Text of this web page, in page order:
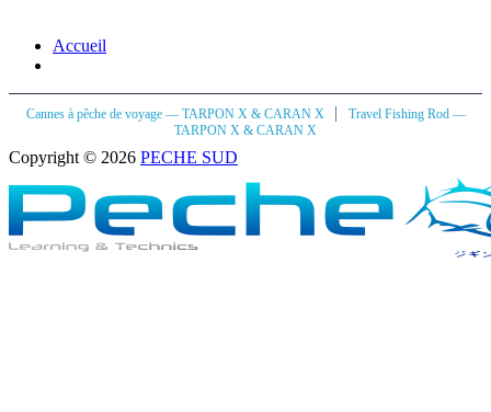
Accueil
Cannes à pêche de voyage — TARPON X & CARAN X |
Travel Fishing Rod —
TARPON X & CARAN X
Copyright © 2026 PECHE SUD